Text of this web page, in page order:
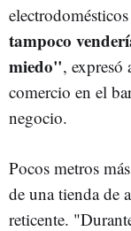
tampoco
miedo", expresó
comercio en el
negocio.
Pocos metros
de una tienda de
reticente.